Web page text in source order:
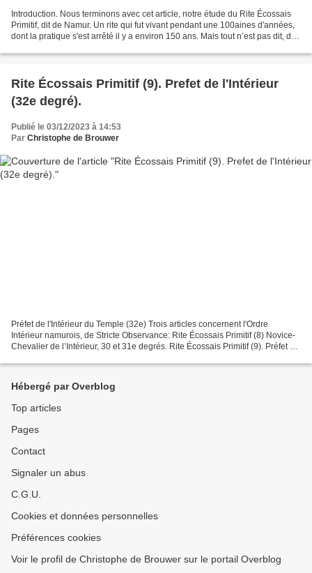
Introduction. Nous terminons avec cet article, notre étude du Rite Écossais
Primitif, dit de Namur. Un rite qui fut vivant pendant une 100aines d'années,
dont la pratique s'est arrêté il y a environ 150 ans. Mais tout n’est pas dit, de
Rite Écossais Primitif (9). Prefet de l'Intérieur
(32e degré).
Publié le 03/12/2023 à 14:53
Par Christophe de Brouwer
Préfet de l'Intérieur du Temple (32e) Trois articles concernent l'Ordre
Intérieur namurois, de Stricte Observance: Rite Écossais Primitif (8) Novice-
Chevalier de l’Intérieur, 30 et 31e degrés. Rite Écossais Primitif (9). Préfet de
Hébergé par Overblog
Top articles
Pages
Contact
Signaler un abus
C.G.U.
Cookies et données personnelles
Préférences cookies
Voir le profil de Christophe de Brouwer sur le portail Overblog